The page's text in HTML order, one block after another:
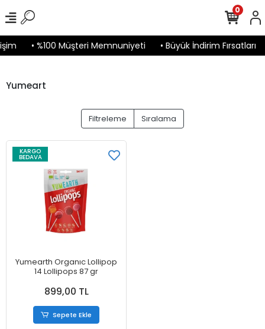
• %100 Müşteri Memnuniyeti • Büyük İndirim Fırsatları
0
Yumeart
Filtreleme Sıralama
KARGO
BEDAVA
Yumearth Organıc Lollipop
14 Lollipops 87 gr
899,00 TL
Sepete Ekle